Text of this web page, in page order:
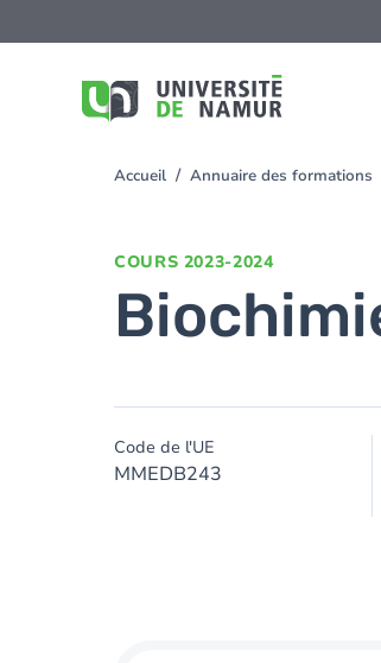
au
You
Accueil Annuaire des formations
COURS 2023-2024
Code de l'UE
MMEDB243